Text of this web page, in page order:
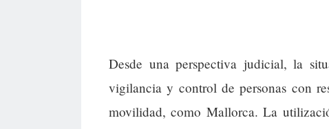
Desde una perspectiva judicial, la
vigilancia y control de personas con
movilidad, como Mallorca. La